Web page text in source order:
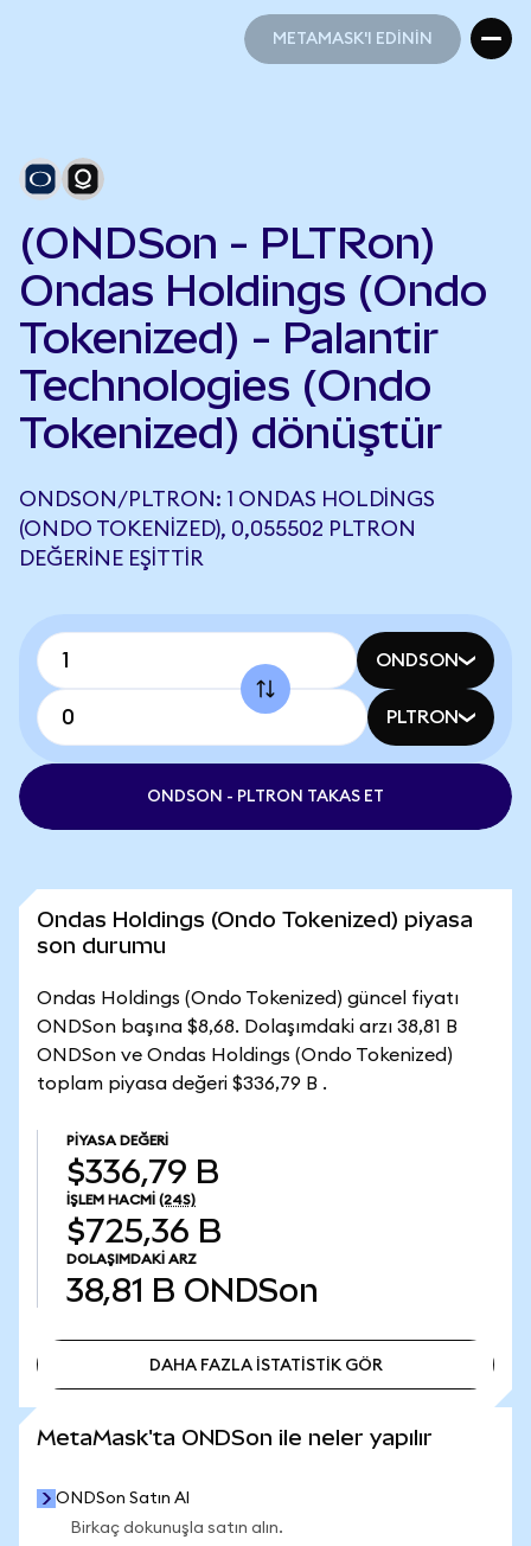
METAMASK'I EDİNİN
(ONDSon - PLTRon)
Ondas Holdings (Ondo
Tokenized) - Palantir
Technologies (Ondo
Tokenized) dönüştür
ONDSON/PLTRON: 1 ONDAS HOLDINGS
(ONDO TOKENIZED), 0,055502 PLTRON
DEĞERINE EŞITTIR
ONDSON
PLTRON
ONDSON - PLTRON TAKAS ET
Ondas Holdings (Ondo Tokenized) piyasa
son durumu
Ondas Holdings (Ondo Tokenized) güncel fiyatı
ONDSon başına $8,68. Dolaşımdaki arzı 38,81 B
ONDSon ve Ondas Holdings (Ondo Tokenized)
toplam piyasa değeri $336,79 B .
PIYASA DEĞERI
$336,79 B
İŞLEM HACMI (24S)
$725,36 B
DOLAŞIMDAKI ARZ
38,81 B ONDSon
DAHA FAZLA İSTATİSTİK GÖR
MetaMask'ta ONDSon ile neler yapılır
ONDSon Satın Al
Birkaç dokunuşla satın alın.